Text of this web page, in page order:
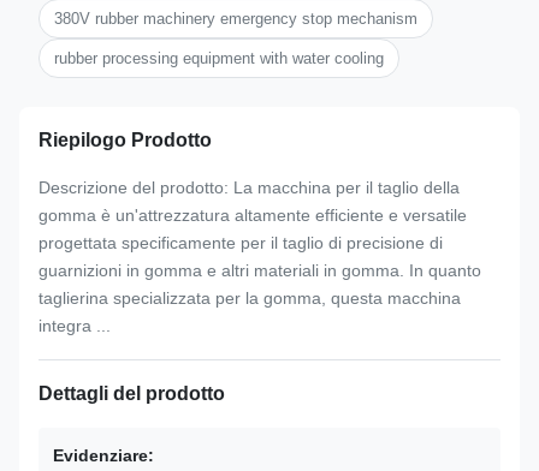
380V rubber machinery emergency stop mechanism
rubber processing equipment with water cooling
Riepilogo Prodotto
Descrizione del prodotto: La macchina per il taglio della
gomma è un'attrezzatura altamente efficiente e versatile
progettata specificamente per il taglio di precisione di
guarnizioni in gomma e altri materiali in gomma. In quanto
taglierina specializzata per la gomma, questa macchina
integra ...
Dettagli del prodotto
Evidenziare: